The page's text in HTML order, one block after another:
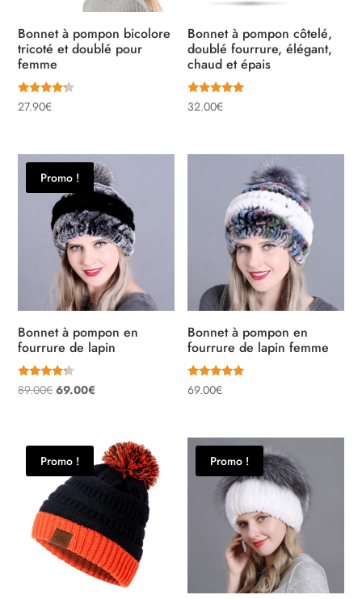
Bonnet à pompon bicolore
tricoté et doublé pour
femme
Note
4.00
27.90€
Bonnet à pompon côtelé,
doublé fourrure, élégant,
chaud et épais
Note
5.00
32.00€
Promo !
Bonnet à pompon en
fourrure de lapin
Note
4.00
89.00€Le
89.00€.
69.00€
est :
69.00€.
Bonnet à pompon en
fourrure de lapin femme
Note
5.00
69.00€
Promo ! Promo !